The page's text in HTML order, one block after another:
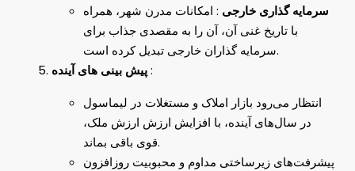
سرمایه گذاری خارجی : امکانات مدرن شهر، همراه
با تاریخ غنی آن، آن را به مقصدی جذاب برای
سرمایه گذاران خارجی تبدیل کرده است.
پیش بینی های آینده:
انتظار می‌رود بازار املاک و مستغلات در لیماسول
در سال‌های آینده، با افزایش ارزش ارزش ملک،
قوی باقی بماند.
پیشرفت‌های زیرساختی مداوم و محبوبیت روزافزون